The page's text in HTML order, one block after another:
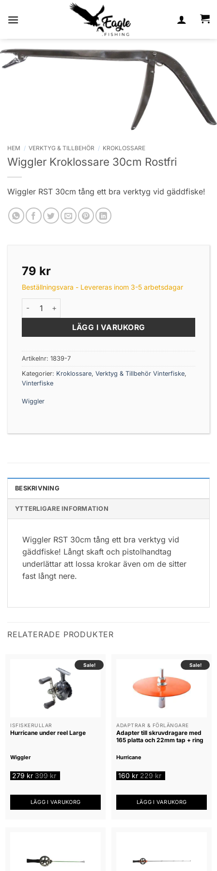
HEM / VERKTYG & TILLBEHÖR / KROKLOSSARE
Wiggler Kroklossare 30cm Rostfri
Wiggler RST 30cm tång ett bra verktyg vid gäddfiske!
79 kr
Beställningsvara - Levereras inom 3-5 arbetsdagar
Wiggler Kroklossare 30cm Rostfri mängd
LÄGG I VARUKORG
Artikelnr: 1839-7
Kategorier: Kroklossare, Verktyg & Tillbehör Vinterfiske,
Vinterfiske
Wiggler
BESKRIVNING
YTTERLIGARE INFORMATION
Wiggler RST 30cm tång ett bra verktyg vid
gäddfiske! Långt skaft och pistolhandtag
underlättar att lossa krokar även om de sitter
fast långt nere.
RELATERADE PRODUKTER
Sale!
ISFISKERULLAR
Hurricane under reel Large
Wiggler
279 kr 399kr
LÄGG I VARUKORG
Sale!
ADAPTRAR & FÖRLÄNGARE
Adapter till skruvdragare med
165 platta och 22mm tap + ring
Hurricane
160 kr 229kr
LÄGG I VARUKORG